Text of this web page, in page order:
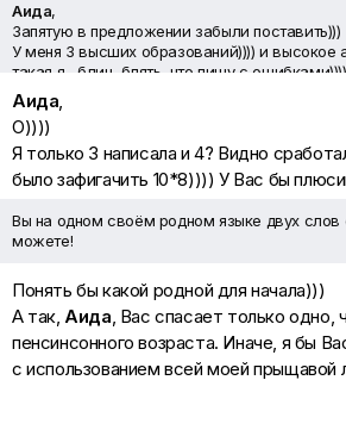
Аида,
Запятую в предложении забыли поставить)))
У меня 3 высших образований)))) и высокое
такая я , блин, блять, что пишу с
меня, блин, такая, что каждая Аида почему
право мне тыкать ошибками.... И я говорю на
равно, дура. )))))
Аида))) успокойся, бог зачтет, что с
оке)))))))
, Три высших образования? На
говорите? Да ладно! Вы на одном своём
слов связать не можете!
Аида,
О))))
Я только 3 написала и 4? Видно
было зафигачить 10*8)))) У Вас бы
Вы на одном своём родном языке двух слов
можете!
Понять бы какой родной для начала)))
А так, Аида, Вас спасает только
пенсинсонного возраста. Иначе, я бы
с использованием всей моей прыщавой